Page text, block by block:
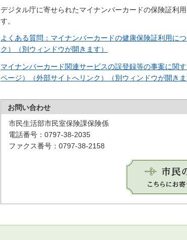
デジタル庁に寄せられたマイナンバーカードの保険証利
す。
よくある質問：マイナンバーカードの健康保険証利用に
ク）（別ウィンドウが開きます）
マイナンバーカード関連サービスの誤登録等の事案に関
ページ）（外部サイトへリンク）（別ウィンドウが開きま
お問い合わせ
市民生活部市民室保険課保険係
電話番号：0797-38-2035
ファクス番号：0797-38-2158